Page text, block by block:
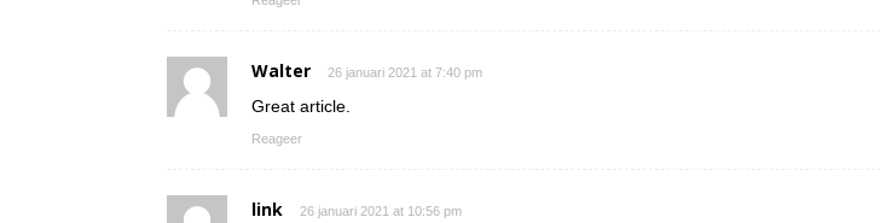
Walter 26 januari 2021 at 7:40 pm
Great article.
Reageer
link 26 januari 2021 at 10:56 pm